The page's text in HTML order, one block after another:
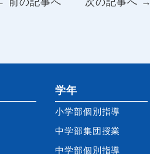
学年
小学部個別指導
中学部集団授業
中学部個別指導